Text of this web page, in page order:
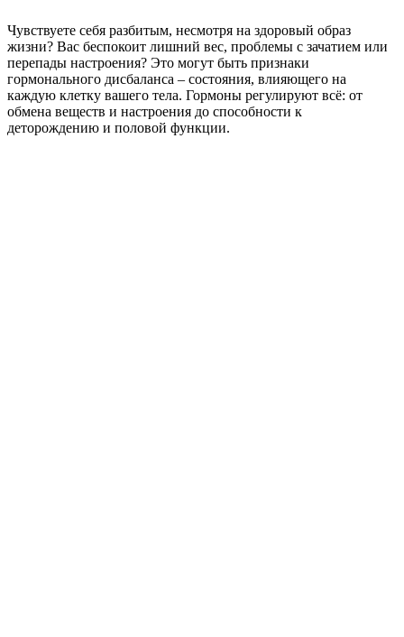
Чувствуете себя разбитым, несмотря на здоровый образ
жизни? Вас беспокоит лишний вес, проблемы с зачатием или
перепады настроения? Это могут быть признаки
гормонального дисбаланса – состояния, влияющего на
каждую клетку вашего тела. Гормоны регулируют всё: от
обмена веществ и настроения до способности к
деторождению и половой функции.